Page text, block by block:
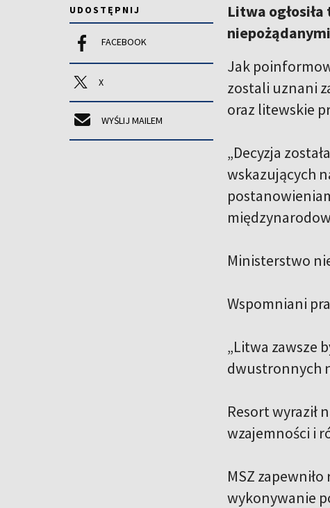
UDOSTĘPNIJ
FACEBOOK
X
WYŚLIJ MAILEM
Litwa
Jak
zostali uznani
oraz litewskie
„Decyzja
wskazujących
Ministerstwo
Wspomniani
„Litwa zawsze
dwustronnych
Resort wyraził
wzajemności i
MSZ
wykonywanie